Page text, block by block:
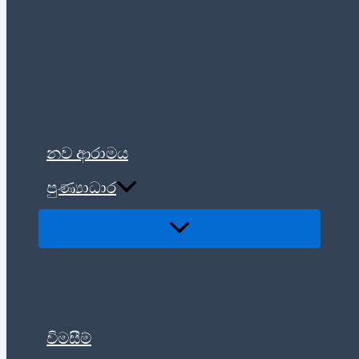
නව ආරාමය
පුණ්‍යාධාර
විමසීම්